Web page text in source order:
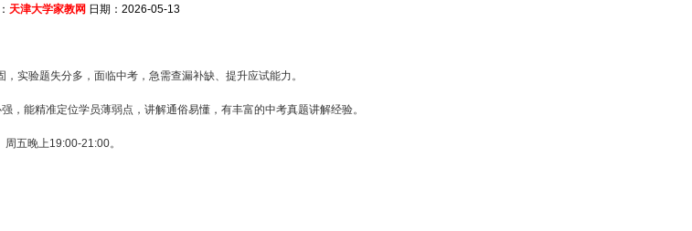
天津大学家教网 日期：2026-05-13
实验题失分多，面临中考，急需查漏补缺、提升应试能力。
能精准定位学员薄弱点，讲解通俗易懂，有丰富的中考真题讲解经验。
五晚上19:00-21:00。